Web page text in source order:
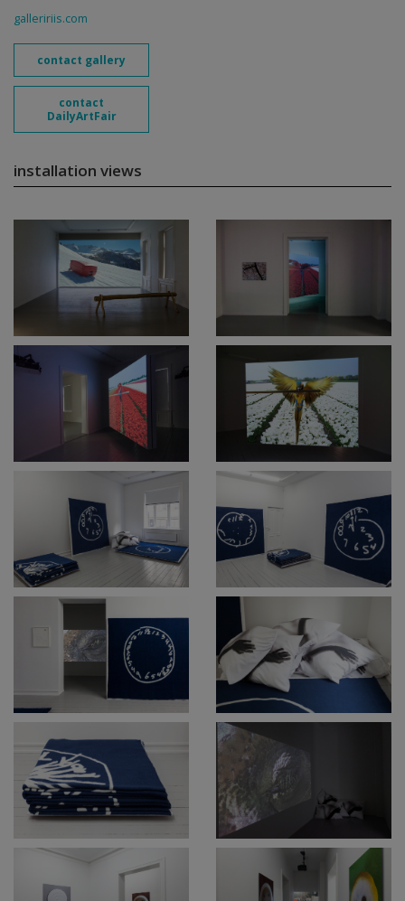
galleririis.com
contact gallery
contact
DailyArtFair
installation views